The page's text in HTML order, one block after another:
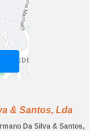
& Santos, Lda
Da Silva & Santos,